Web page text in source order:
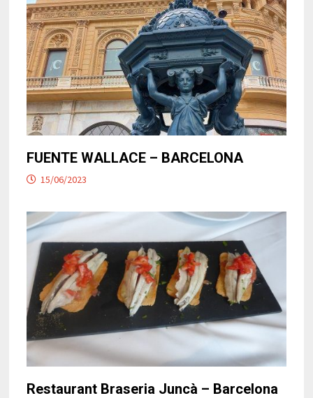
FUENTE WALLACE – BARCELONA
15/06/2023
Restaurant Braseria Juncà – Barcelona